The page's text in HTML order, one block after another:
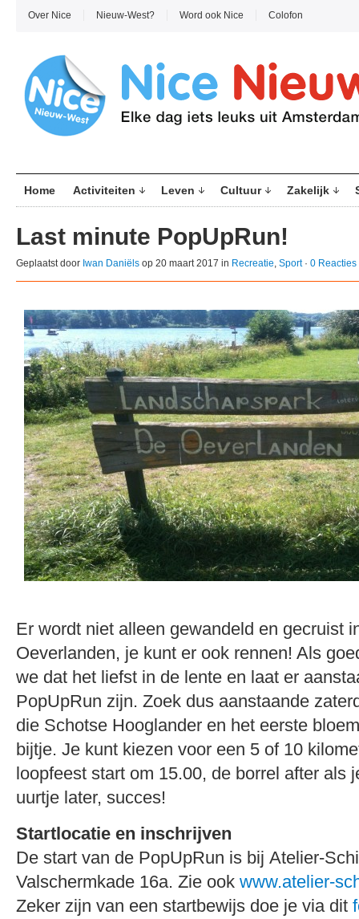
Over Nice Nieuw-West? Word ook Nice Colofon
Home Activiteiten Leven Cultuur Zakelijk
Last minute PopUpRun!
Geplaatst door Iwan Daniëls op 20 maart 2017 in Recreatie, Sport· 0 Reacties
Er wordt niet alleen gewandeld en gecruist
Oeverlanden, je kunt er ook rennen! Als
we dat het liefst in de lente en laat er
PopUpRun zijn. Zoek dus aanstaande
die Schotse Hooglander en het eerste
bijtje. Je kunt kiezen voor een 5 of 10
loopfeest start om 15.00, de borrel after als
uurtje later, succes!
Startlocatie en inschrijven
De start van de PopUpRun is bij Atelier-
Valschermkade 16a. Zie ook www.atelier-
Zeker zijn van een startbewijs doe je via dit